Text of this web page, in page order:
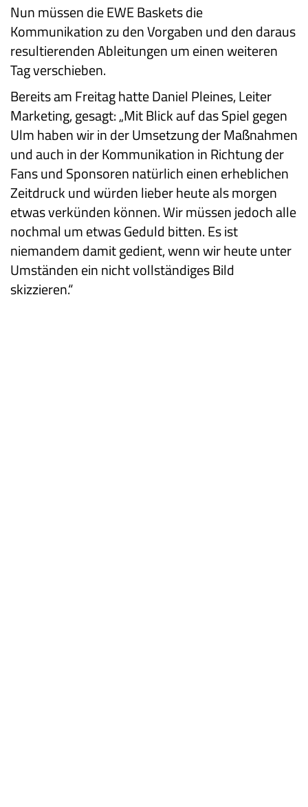
Nun müssen die EWE Baskets die
Kommunikation zu den Vorgaben und den daraus
resultierenden Ableitungen um einen weiteren
Tag verschieben.
Bereits am Freitag hatte Daniel Pleines, Leiter
Marketing, gesagt: „Mit Blick auf das Spiel gegen
Ulm haben wir in der Umsetzung der Maßnahmen
und auch in der Kommunikation in Richtung der
Fans und Sponsoren natürlich einen erheblichen
Zeitdruck und würden lieber heute als morgen
etwas verkünden können. Wir müssen jedoch alle
nochmal um etwas Geduld bitten. Es ist
niemandem damit gedient, wenn wir heute unter
Umständen ein nicht vollständiges Bild
skizzieren.“